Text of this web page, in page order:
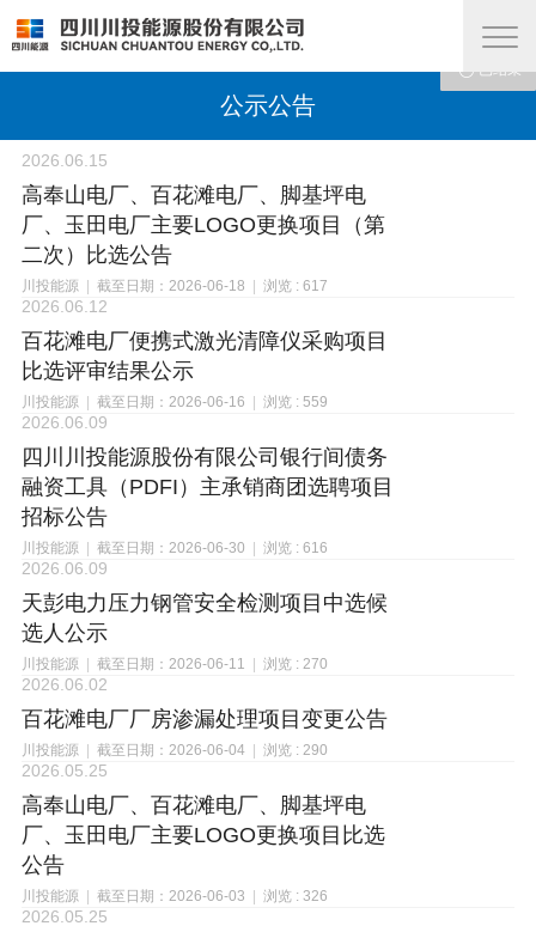
公示公告
2026.06.15
高奉山电厂、百花滩电厂、脚基坪电
厂、玉田电厂主要LOGO更换项目（第
二次）比选公告
川投能源 截至日期：2026-06-18 浏览 : 617
已结束
2026.06.12
百花滩电厂便携式激光清障仪采购项目
比选评审结果公示
川投能源 截至日期：2026-06-16 浏览 : 559
已结束
2026.06.09
四川川投能源股份有限公司银行间债务
融资工具（PDFI）主承销商团选聘项目
招标公告
川投能源 截至日期：2026-06-30 浏览 : 616
已结束
2026.06.09
天彭电力压力钢管安全检测项目中选候
选人公示
川投能源 截至日期：2026-06-11 浏览 : 270
已结束
2026.06.02
百花滩电厂厂房渗漏处理项目变更公告
川投能源 截至日期：2026-06-04 浏览 : 290
已结束
2026.05.25
高奉山电厂、百花滩电厂、脚基坪电
厂、玉田电厂主要LOGO更换项目比选
公告
川投能源 截至日期：2026-06-03 浏览 : 326
已结束
2026.05.25
已结束
已结束
已结束
已结束